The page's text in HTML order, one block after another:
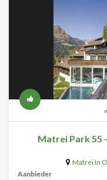
Matrei Park 55
Matrei In
Aanbieder